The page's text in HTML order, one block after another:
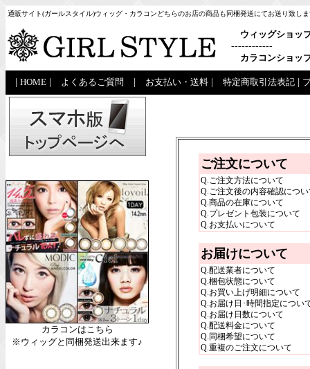
通販サイト(ガールスタイル)ウィッグ・カラコンどちらのお店の商品も同梱発送にてお送り致し
ウィッグショッ
------------
カラコンショッ
HOME よくあるご質問 お支払い・送料 特定商取引法表記
カラコンはこちら
※ウィッグと同梱発送出来ます♪
ご注文について
Q.ご注文方法について
Q.ご注文後の内容確認につ
Q.商品の在庫について
Q.プレゼント包装について
Q.お支払いについて
お届けについて
Q.配送業者について
Q.梱包状態について
Q.お買い上げ明細について
Q.お届け日･時間指定につい
Q.お届け日数について
Q.配送料金について
Q.同梱希望について
Q.重複のご注文について